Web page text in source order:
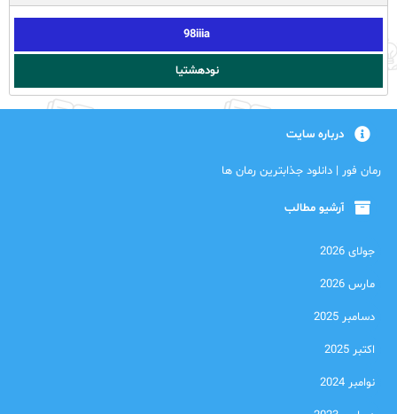
98iiia
نودهشتیا
درباره سایت
رمان فور | دانلود جذابترین رمان ها
آرشیو مطالب
جولای 2026
مارس 2026
دسامبر 2025
اکتبر 2025
نوامبر 2024